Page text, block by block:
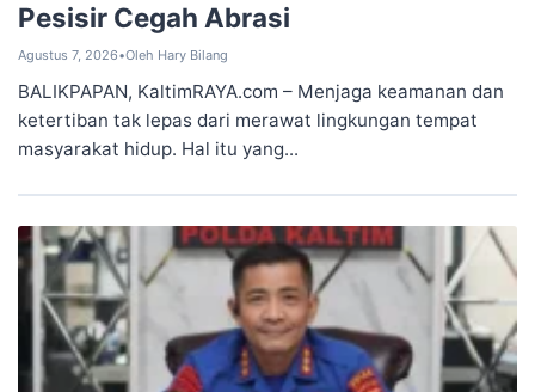
Pesisir Cegah Abrasi
Agustus 7, 2026•Oleh Hary Bilang
BALIKPAPAN, KaltimRAYA.com – Menjaga keamanan dan
ketertiban tak lepas dari merawat lingkungan tempat
masyarakat hidup. Hal itu yang...